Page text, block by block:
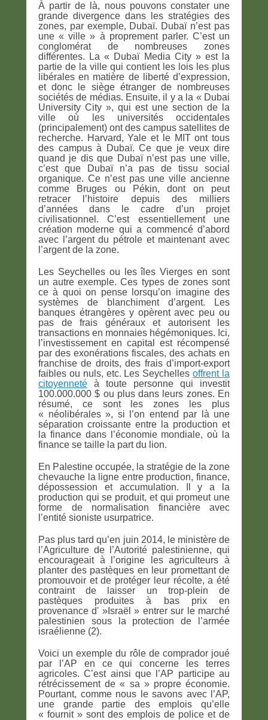
À partir de là, nous pouvons constater une
grande divergence dans les stratégies des
zones, par exemple, Dubaï. Dubaï n’est pas
une « ville » à proprement parler. C’est un
conglomérat de nombreuses zones
différentes. La « Dubaï Media City » est la
partie de la ville qui contient les lois les plus
libérales en matière de liberté d’expression,
et donc le siège étranger de nombreuses
sociétés de médias. Ensuite, il y a la « Dubai
University City », qui est une section de la
ville où les universités occidentales
(principalement) ont des campus satellites de
recherche. Harvard, Yale et le MIT ont tous
des campus à Dubaï. Ce que je veux dire
quand je dis que Dubaï n’est pas une ville,
c’est que Dubaï n’a pas de tissu social
organique. Ce n’est pas une ville ancienne
comme Bruges ou Pékin, dont on peut
retracer l’histoire depuis des milliers
d’années dans le cadre d’un projet
civilisationnel. C’est essentiellement une
création moderne qui a commencé d’abord
avec l’argent du pétrole et maintenant avec
l’argent de la zone.
Les Seychelles ou les îles Vierges en sont
un autre exemple. Ces types de zones sont
ce à quoi on pense lorsqu’on imagine des
systèmes de blanchiment d’argent. Les
banques étrangères y opèrent avec peu ou
pas de frais généraux et autorisent les
transactions en monnaies hégémoniques. Ici,
l’investissement en capital est récompensé
par des exonérations fiscales, des achats en
franchise de droits, des frais d’import-export
faibles ou nuls, etc. Les Seychellesoffrent la
citoyenneté à toute personne qui investit
100.000.000 $ ou plus dans leurs zones. En
résumé, ce sont les zones les plus
« néolibérales », si l’on entend par là une
séparation croissante entre la production et
la finance dans l’économie mondiale, où la
finance se taille la part du lion.
En Palestine occupée, la stratégie de la zone
chevauche la ligne entre production, finance,
dépossession et accumulation. Il y a la
production qui se produit, et qui promeut une
forme de normalisation financière avec
l’entité sioniste usurpatrice.
Pas plus tard qu’en juin 2014, le ministère de
l’Agriculture de l’Autorité palestinienne, qui
encourageait à l’origine les agriculteurs à
planter des pastèques en leur promettant de
promouvoir et de protéger leur récolte, a été
contraint de laisser un trop-plein de
pastèques produites à bas prix en
provenance d' »Israël » entrer sur le marché
palestinien sous la protection de l’armée
israélienne (2).
Voici un exemple du rôle de comprador joué
par l’AP en ce qui concerne les terres
agricoles. C’est ainsi que l’AP participe au
rétrécissement de « sa » propre économie.
Pourtant, comme nous le savons avec l’AP,
une grande partie des emplois qu’elle
« fournit » sont des emplois de police et de